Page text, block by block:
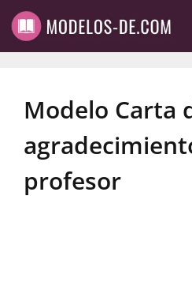
Saltar
al
contenido
Modelo Carta
profesor